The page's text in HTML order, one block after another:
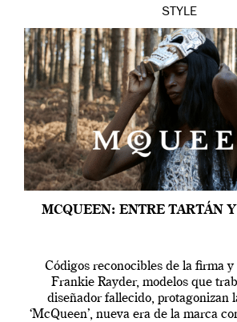
STYLE
MCQUEEN: ENTRE TARTÁN
Códigos reconocibles de la firma y
Frankie Rayder, modelos que
diseñador fallecido, protagonizan
‘McQueen’, nueva era de la marca